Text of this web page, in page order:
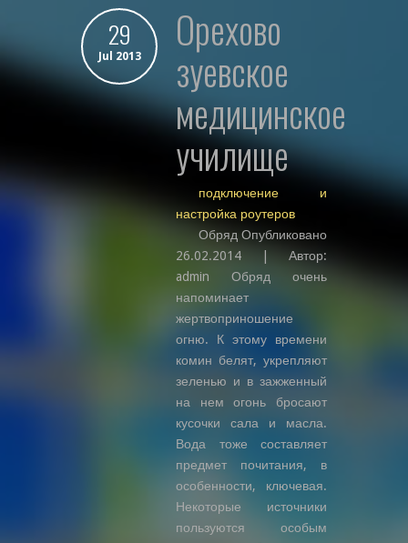
29
Jul 2013 орехово
зуевское
медицинское
училище
подключение и
настройка роутеров
Обряд Опубликовано
26.02.2014 | Автор:
admin Обряд очень
напоминает
жертвоприношение
огню. К этому времени
комин белят, укрепляют
зеленью и в зажженный
на нем огонь бросают
кусочки сала и масла.
Вода тоже составляет
предмет почитания, в
особенности, ключевая.
Некоторые источники
пользуются особым